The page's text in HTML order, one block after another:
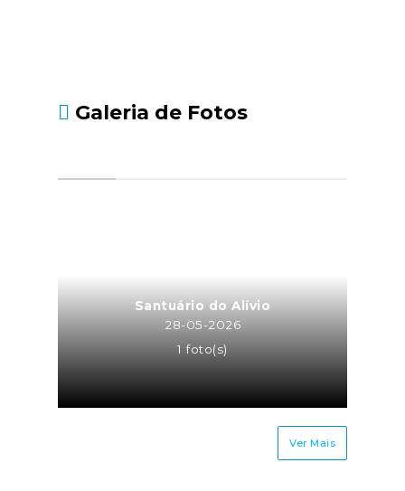
Galeria de Fotos
Santuário do Alívio
28-05-2026
1 foto(s)
Ver Mais